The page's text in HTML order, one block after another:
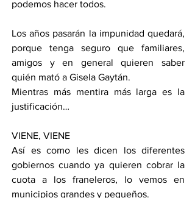
podemos hacer todos.
Los años pasarán la impunidad quedará,
porque tenga seguro que familiares,
amigos y en general quieren saber
quién mató a Gisela Gaytán.
Mientras más mentira más larga es la
justificación…
VIENE, VIENE
Así es como les dicen los diferentes
gobiernos cuando ya quieren cobrar la
cuota a los franeleros, lo vemos en
municipios grandes y pequeños.